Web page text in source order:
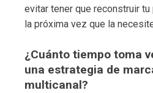
evitar tener que reconstruir
la próxima vez que la
¿Cuánto tiempo toma
una estrategia de
multicanal?